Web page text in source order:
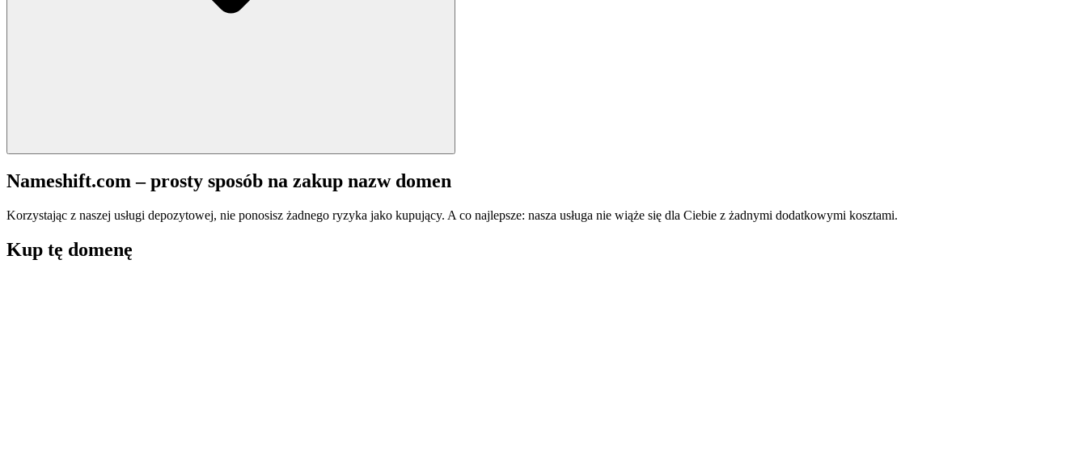
Nameshift.com – prosty sposób na zakup nazw domen
Korzystając z naszej usługi depozytowej, nie ponosisz żadnego ryzyka jako kupujący. A co najlepsze: nasza usługa nie wiąże się dla Ciebie z żadnymi dodatkowymi kosztami.
Kup tę domenę